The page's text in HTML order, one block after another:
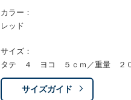
カラー：
レッド
サイズ：
タテ ４ ヨコ ５ｃｍ／重量 ２
サイズガイド